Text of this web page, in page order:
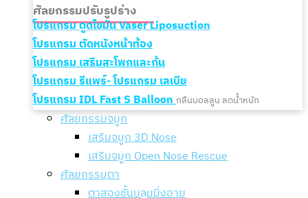
ศัลยกรรมปรับรูปร่าง
โปรแกรม ดูดไขมัน Vaser Liposuction
โปรแกรม ตัดหนังหน้าท้อง
โปรแกรม เสริมสะโพกและก้น
โปรแกรม รีแพร์- โปรแกรม เลเบีย
โปรแกรม IDL Fast S Balloonกลืนบอลลูน ลดน้ำหนัก
ศัลยกรรมจมูก
เสริมจมูก 3D Nose
เสริมจมูก Open Nose Rescue
ศัลยกรรมตา
ตาสองชั้นบลูมมิ่งอาย